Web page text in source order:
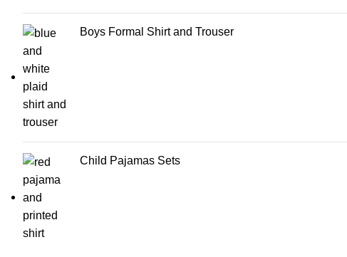
Boys Formal Shirt and Trouser
Child Pajamas Sets